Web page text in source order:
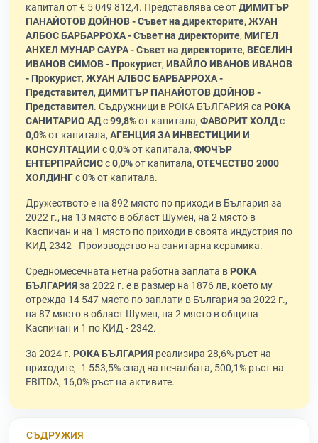
капитал от € 5 049 812,4. Представлява се отДИМИТЪР
ПАНАЙОТОВ ДОЙНОВ - Съвет на директорите, ЖУАН
АЛБОС БАРБАРРОХА - Съвет на директорите, МИГЕЛ
АНХЕЛ МУНАР САУРА - Съвет на директорите, ВЕСЕЛИН
ИВАНОВ СИМОВ - Прокурист, ИВАЙЛО ИВАНОВ ИВАНОВ
- Прокурист, ЖУАН АЛБОС БАРБАРРОХА -
Представител, ДИМИТЪР ПАНАЙОТОВ ДОЙНОВ -
Представител. Съдружници в РОКА БЪЛГАРИЯ са РОКА
САНИТАРИО АДс99,8%от капитала, ФАВОРИТ ХОЛДс
0,0%от капитала, АГЕНЦИЯ ЗА ИНВЕСТИЦИИ И
КОНСУЛТАЦИИ с0,0%от капитала, ФЮЧЪР
ЕНТЕРПРАЙСИСс0,0%от капитала, ОТЕЧЕСТВО 2000
ХОЛДИНГс0%от капитала.
Дружеството е на 892 място по приходи в България за
2022 г., на 13 място в област Шумен, на 2 място в
Каспичан и на 1 място по приходи в своята индустрия по
КИД 2342 - Производство на санитарна керамика.
Средномесечната нетна работна заплата в РОКА
БЪЛГАРИЯза 2022 г. е в размер на 1876 лв, което му
отрежда 14 547 място по заплати в България за 2022 г.,
на 87 място в област Шумен, на 2 място в община
Каспичан и 1 по КИД - 2342.
За 2024 г. РОКА БЪЛГАРИЯ реализира 28,6% ръст на
приходите, -1 553,5% спад на печалбата, 500,1% ръст на
EBITDA, 16,0% ръст на активите.
СЪДРУЖИЯ